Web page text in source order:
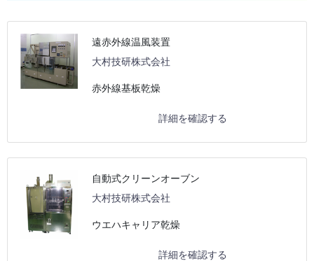
遠赤外線温風装置
大村技研株式会社
赤外線基板乾燥
詳細を確認する
自動式クリーンオーブン
大村技研株式会社
ウエハキャリア乾燥
詳細を確認する